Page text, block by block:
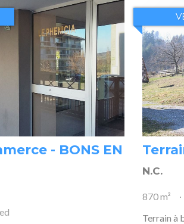
- BONS EN
N.C.
870 m²
Terrain à